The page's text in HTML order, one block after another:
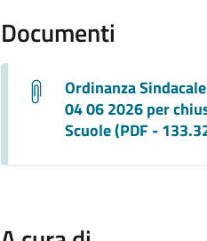
Documenti
Ordinanza
04 06 2026 per
Scuole (PDF -